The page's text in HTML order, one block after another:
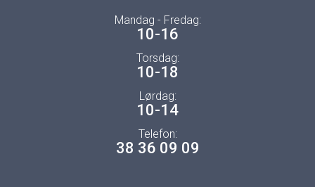
Mandag - Fredag:
10-16
Torsdag:
10-18
Lørdag:
10-14
Telefon:
38 36 09 09